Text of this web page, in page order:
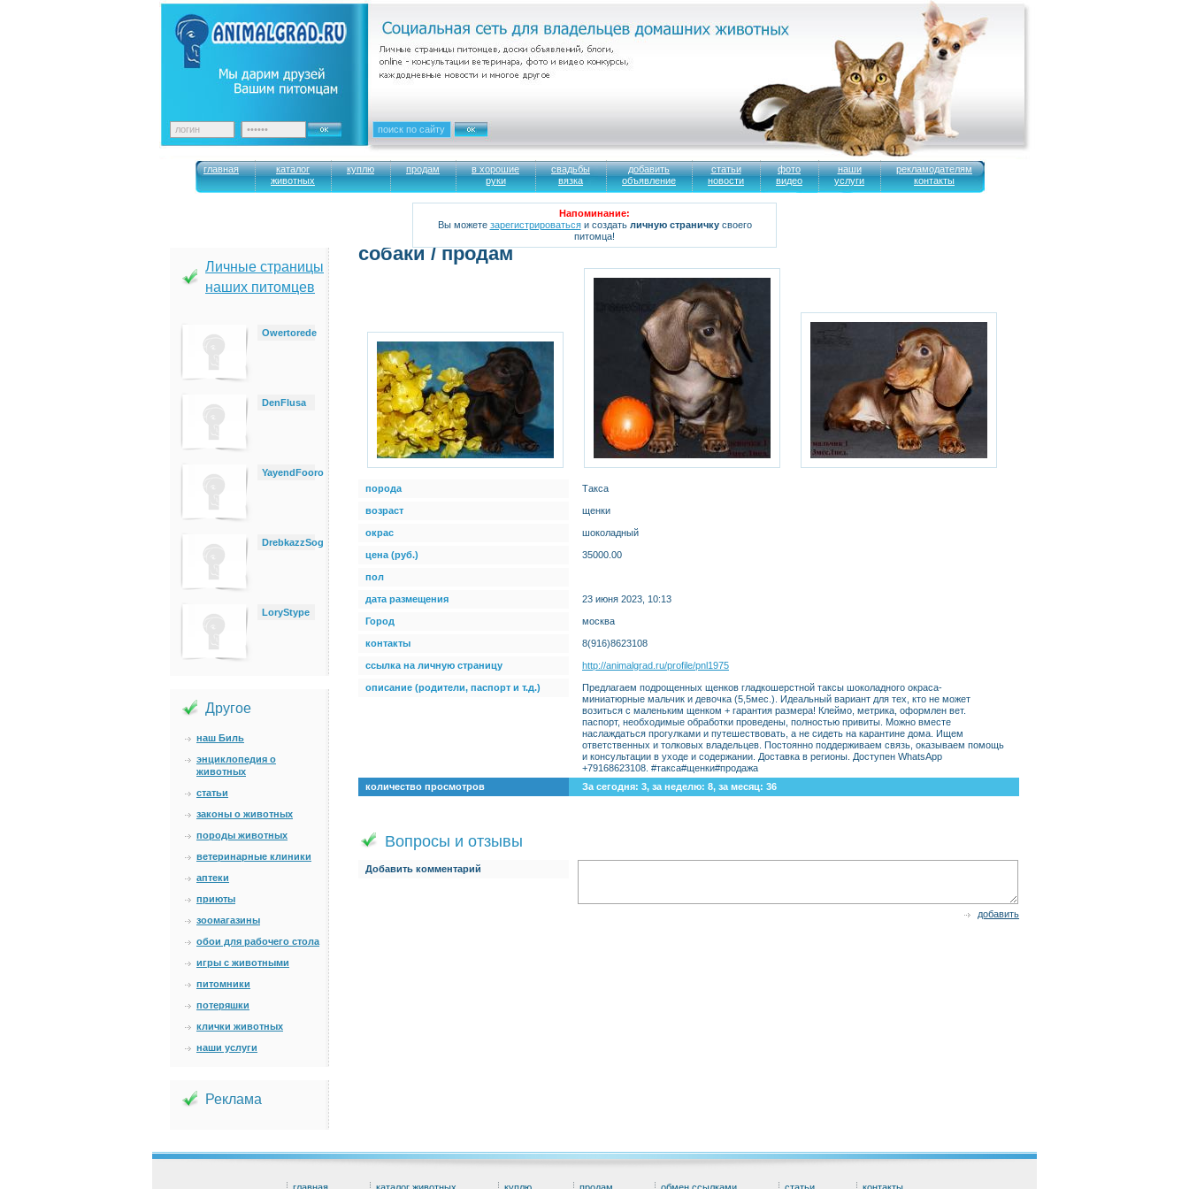
главная
каталог
животных
куплю продам
в хорошие
руки
свадьбы
вязка
добавить
объявление
статьи
новости
фото
видео
наши
услуги
рекламодателям
контакты
Напоминание:
Вы можете зарегистрироватьсяи создать личную страничкусвоего
питомца!
Личные страницы
наших питомцев
Owertorede
DenFlusa
YayendFooro
DrebkazzSog
LoryStype
Другое
наш Биль
энциклопедия о
животных
статьи
законы о животных
породы животных
ветеринарные клиники
аптеки
приюты
зоомагазины
обои для рабочего стола
игры с животными
питомники
потеряшки
клички животных
наши услуги
Реклама
cобаки / продам
порода Такса
возраст щенки
окрас шоколадный
цена (руб.) 35000.00
пол
дата размещения 23 июня 2023, 10:13
Город москва
контакты 8(916)8623108
ссылка на личную страницу http://animalgrad.ru/profile/pnl1975
описание (родители, паспорт и т.д.)
Предлагаем подрощенных щенков гладкошерстной таксы шоколадного окраса-
миниатюрные мальчик и девочка (5,5мес.). Идеальный вариант для тех, кто не может
возиться с маленьким щенком + гарантия размера! Клеймо, метрика, оформлен вет.
паспорт, необходимые обработки проведены, полностью привиты. Можно вместе
наслаждаться прогулками и путешествовать, а не сидеть на карантине дома. Ищем
ответственных и толковых владельцев. Постоянно поддерживаем связь, оказываем помощь
и консультации в уходе и содержании. Доставка в регионы. Доступен WhatsApp
+79168623108. #такса#щенки#продажа
количество просмотров
За сегодня: 3, за неделю: 8, за месяц: 36
Вопросы и отзывы
Добавить комментарий
добавить